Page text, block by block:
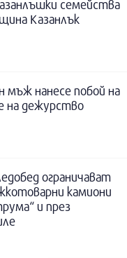
семейства
Казанлък
мъж нанесе побой на
на дежурство
ограничават
камиони
и през